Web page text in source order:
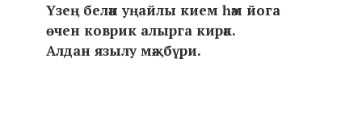
Үзең белән уңайлы кием һәм йога
өчен коврик алырга кирәк.
Алдан язылу мәҗбүри.